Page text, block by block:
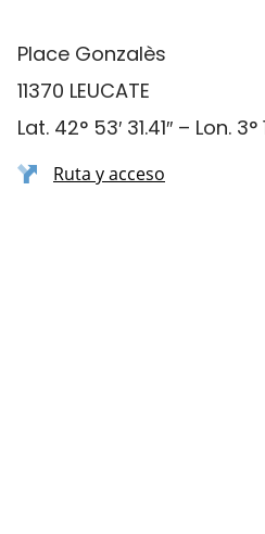
Place Gonzalès
11370 LEUCATE
Lat. 42° 53′ 31.41″ – Lon. 3°
Ruta y acceso